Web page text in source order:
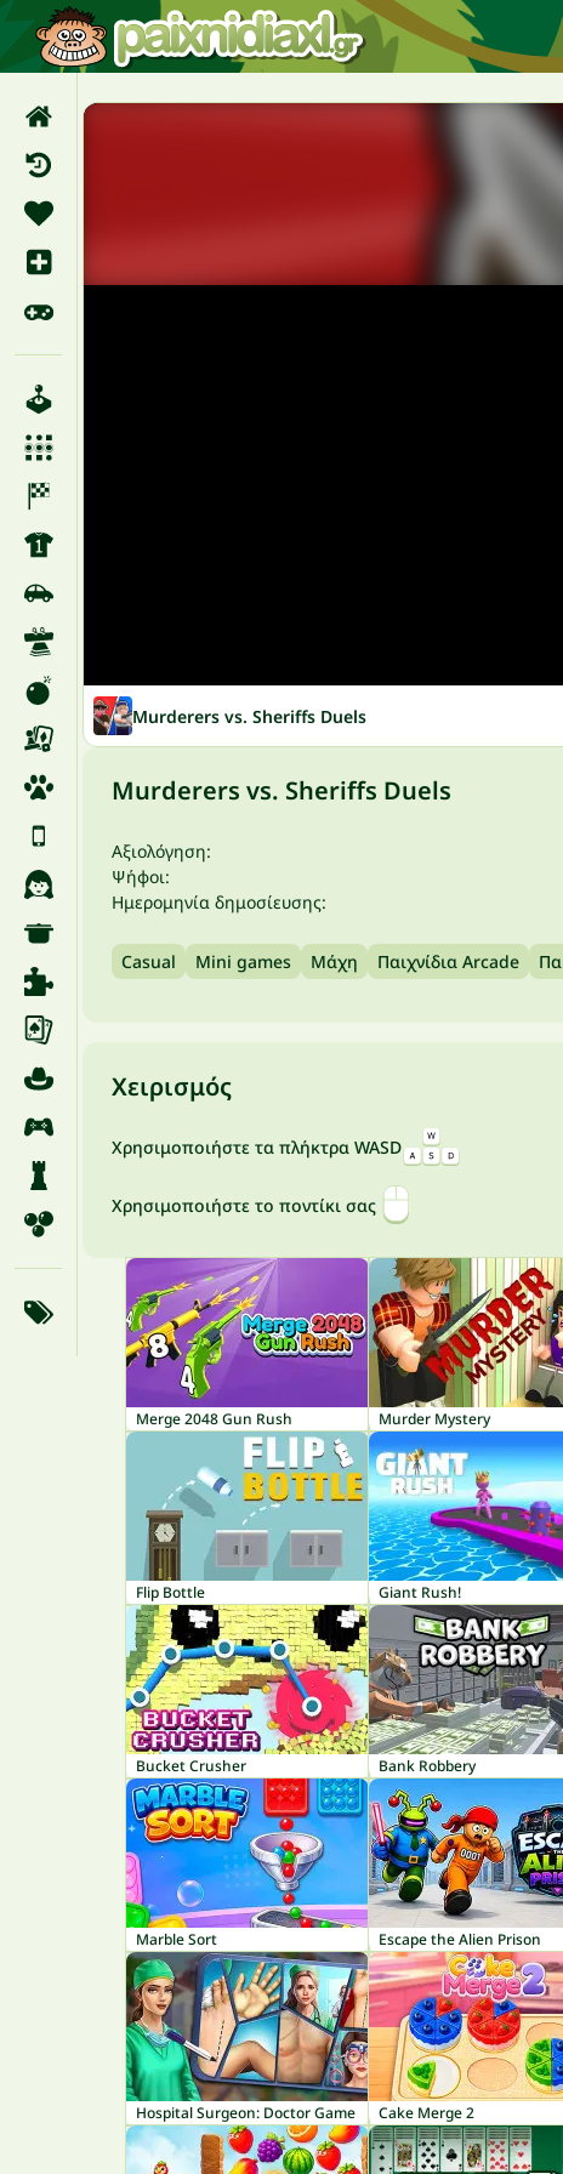
Murderers vs. Sheriffs Duels
Murderers vs. Sheriffs Duels
Αξιολόγηση:
Ψήφοι:
Ημερομηνία δημοσίευσης:
Casual Mini games Μάχη Παιχνίδια Arcade
Χειρισμός
Χρησιμοποιήστε τα πλήκτρα WASD
Χρησιμοποιήστε το ποντίκι σας
Merge 2048 Gun Rush Murder Mystery
Flip Bottle Giant Rush!
Bucket Crusher Bank Robbery
Marble Sort Escape the Alien Prison
Hospital Surgeon: Doctor Game Cake Merge 2